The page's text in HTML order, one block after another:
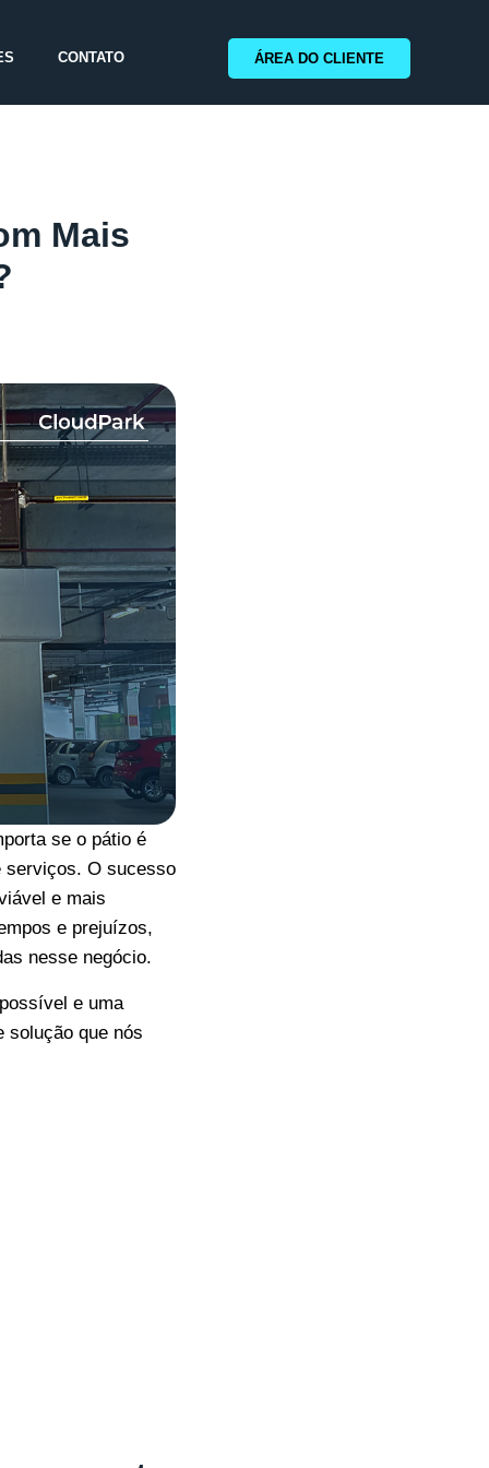
CONTATO ÁREA DO CLIENTE
Mais
se o pátio é
serviços. O sucesso
e mais
e prejuízos,
nesse negócio.
e uma
solução que nós